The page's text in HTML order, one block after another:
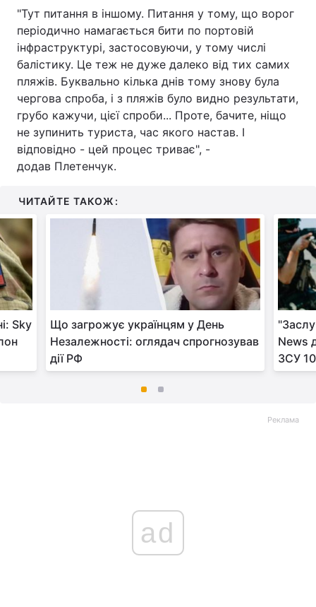
"Тут питання в іншому. Питання у тому, що ворог
періодично намагається бити по портовій
інфраструктурі, застосовуючи, у тому числі
балістику. Це теж не дуже далеко від тих самих
пляжів. Буквально кілька днів тому знову була
чергова спроба, і з пляжів було видно результати,
грубо кажучи, цієї спроби... Проте, бачите, ніщо
не зупинить туриста, час якого настав. І
відповідно - цей процес триває", -
додав Плетенчук.
ЧИТАЙТЕ ТАКОЖ:
Sky
Що загрожує українцям у День
Незалежності: оглядач спрогнозував
дії РФ
News
ЗСУ
Реклама
ad